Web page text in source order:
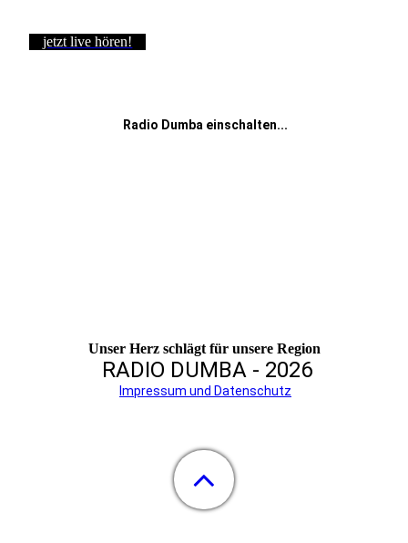
jetzt live hören!
Radio Dumba einschalten...
Unser Herz schlägt für unsere Region
RADIO DUMBA - 2026
Impressum und Datenschutz